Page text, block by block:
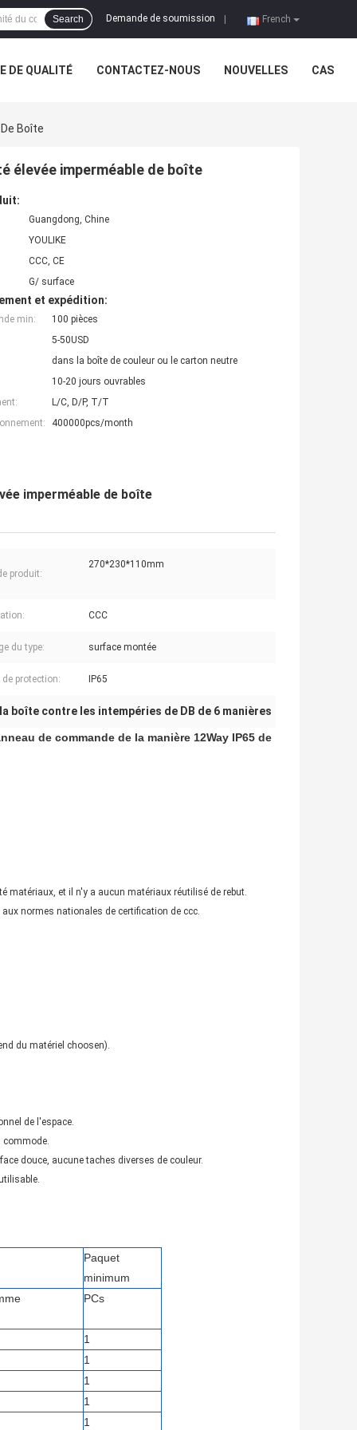
French
Demande de soumission
Search
DE QUALITÉ CONTACTEZ-NOUS NOUVELLES CAS
Boîte
élevée imperméable de boîte
Guangdong, Chine
YOULIKE
CCC, CE
G/ surface
et expédition:
min:
100 pièces
5-50USD
dans la boîte de couleur ou le carton neutre
10-20 jours ouvrables
L/C, D/P, T/T
400000pcs/month
imperméable de boîte
produit:
270*230*110mm
CCC
du type: surface montée
de protection: IP65
boîte contre les intempéries de DB de 6 manières
de commande de la manière 12Way IP65 de
matériaux, et il n'y a aucun matériaux réutilisé de rebut.
normes nationales de certification de ccc.
du matériel choosen).
de l'espace.
commode.
douce, aucune taches diverses de couleur.
Paquet
minimum
PCs
1
1
1
1
1